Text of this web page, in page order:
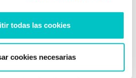
todas las cookies
cookies necesarias
10/04/2017
de inteligencia te